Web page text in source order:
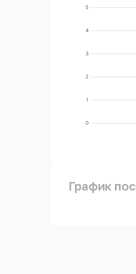
0
1
2
3
4
5
График